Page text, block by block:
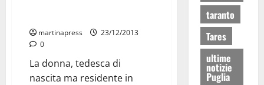
martinapress
23/12/2013
0
La donna, tedesca di
nascita ma residente in
taranto
Tares
ultime
notizie
Puglia